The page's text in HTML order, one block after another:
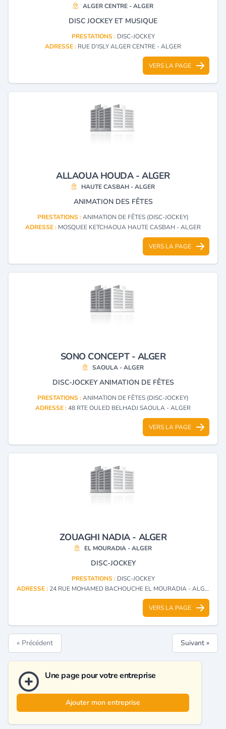
ALGER CENTRE - ALGER
DISC JOCKEY ET MUSIQUE
PRESTATIONS : DISC-JOCKEY
ADRESSE : RUE D'ISLY ALGER CENTRE - ALGER
VERS LA PAGE
ALLAOUA HOUDA - ALGER
HAUTE CASBAH - ALGER
ANIMATION DES FÊTES
PRESTATIONS :ANIMATION DE FÊTES (DISC-JOCKEY)
ADRESSE : MOSQUEE KETCHAOUA HAUTE CASBAH - ALGER
VERS LA PAGE
SONO CONCEPT - ALGER
SAOULA - ALGER
DISC-JOCKEY ANIMATION DE FÊTES
PRESTATIONS :ANIMATION DE FÊTES (DISC-JOCKEY)
ADRESSE :48 RTE OULED BELHADJ SAOULA - ALGER
VERS LA PAGE
ZOUAGHI NADIA - ALGER
EL MOURADIA - ALGER
DISC-JOCKEY
PRESTATIONS : DISC-JOCKEY
ADRESSE : 24 RUE MOHAMED BACHOUCHE EL MOURADIA - ALGER
VERS LA PAGE
« Précédent Suivant »
Une page pour votre entreprise
Ajouter mon entreprise